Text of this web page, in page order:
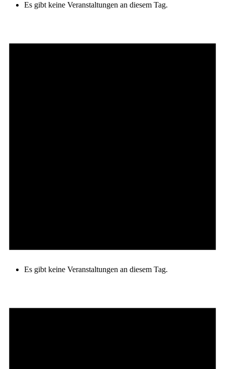
Es gibt keine Veranstaltungen an diesem Tag.
Es gibt keine Veranstaltungen an diesem Tag.